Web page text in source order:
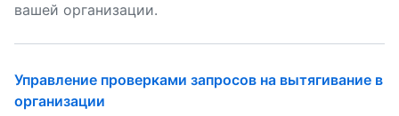
вашей организации.
Управление проверками запросов на вытягивание в
организации